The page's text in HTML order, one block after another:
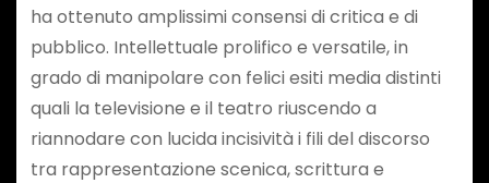
ha ottenuto amplissimi consensi di critica e di
pubblico. Intellettuale prolifico e versatile, in
grado di manipolare con felici esiti media distinti
quali la televisione e il teatro riuscendo a
riannodare con lucida incisività i fili del discorso
tra rappresentazione scenica, scrittura e